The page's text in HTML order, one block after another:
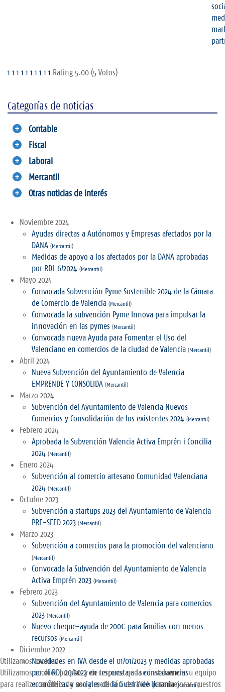
1 1 1 1 1 1 1 1 1 1 Rating 5.00 (5 Votos)
Categorías de noticias
Contable
Fiscal
Laboral
Mercantil
Otras noticias de interés
Noviembre 2024
Ayudas directas a Autónomos y Empresas afectados por la
DANA (Mercantil)
Medidas de apoyo a los afectados por la DANA aprobadas
por RDL 6/2024 (Mercantil)
Mayo 2024
Convocada Subvención Pyme Sostenible 2024 de la Cámara
de Comercio de Valencia (Mercantil)
Convocada la subvención Pyme Innova para impulsar la
innovación en las pymes (Mercantil)
Convocada nueva Ayuda para Fomentar el Uso del
Valenciano en comercios de la ciudad de Valencia (Mercantil)
Abril 2024
Nueva Subvención del Ayuntamiento de Valencia
EMPRENDE Y CONSOLIDA (Mercantil)
Marzo 2024
Subvención del Ayuntamiento de Valencia Nuevos
Comercios y Consolidación de los existentes 2024 (Mercantil)
Febrero 2024
Aprobada la Subvención Valencia Activa Emprén i Concilia
2024 (Mercantil)
Enero 2024
Subvención al comercio artesano Comunidad Valenciana
2024 (Mercantil)
Octubre 2023
Subvención a startups 2023 del Ayuntamiento de Valencia
PRE-SEED 2023 (Mercantil)
Marzo 2023
Subvención a comercios para la promoción del valenciano
(Mercantil)
Convocada la Subvención del Ayuntamiento de Valencia
Activa Emprén 2023 (Mercantil)
Febrero 2023
Subvención del Ayuntamiento de Valencia para comercios
2023 (Mercantil)
Nuevo cheque-ayuda de 200€ para familias con menos
recursos (Mercantil)
Diciembre 2022
Novedades en IVA desde el 01/01/2023 y medidas aprobadas
por el RDL 20/2022 en respuesta a la consecuencias
económicas y sociales de la Guerra de Ucrania(Mercantil)
Utilizamos cookies
Utilizamos cookies propias y de terceros que se instalan en su equipo
para realizar análisis de uso y medición del Web para mejorar nuestros